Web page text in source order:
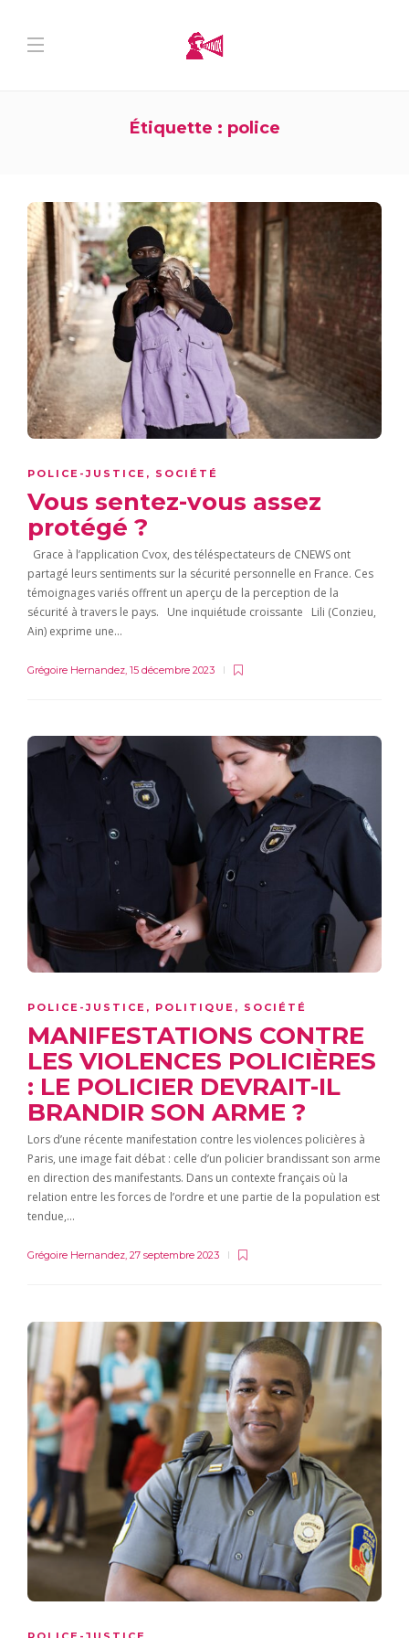
Étiquette : police
POLICE-JUSTICE , SOCIÉTÉ
Vous sentez-vous assez
protégé ?
Grace à l’application Cvox, des téléspectateurs de CNEWS ont
partagé leurs sentiments sur la sécurité personnelle en France. Ces
témoignages variés offrent un aperçu de la perception de la
sécurité à travers le pays. Une inquiétude croissante Lili (Conzieu,
Ain) exprime une…
Grégoire Hernandez 15 décembre 2023
POLICE-JUSTICE , POLITIQUE , SOCIÉTÉ
MANIFESTATIONS CONTRE
LES VIOLENCES POLICIÈRES
: LE POLICIER DEVRAIT-IL
BRANDIR SON ARME ?
Lors d’une récente manifestation contre les violences policières à
Paris, une image fait débat : celle d’un policier brandissant son arme
en direction des manifestants. Dans un contexte français où la
relation entre les forces de l’ordre et une partie de la population est
tendue,…
Grégoire Hernandez 27 septembre 2023